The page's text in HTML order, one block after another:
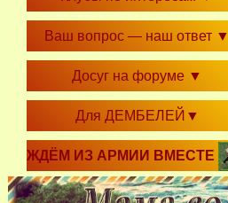
Ваш вопрос — наш ответ ▼
Досуг на форуме ▼
Для ДЕМБЕЛЕЙ ▼
ЖДЁМ ИЗ АРМИИ ВМЕСТЕ